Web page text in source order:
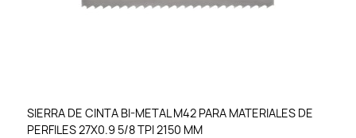
SIERRA DE CINTA BI-METAL M42 PARA MATERIALES DE
PERFILES 27X0.9 5/8 TPI 2150 MM